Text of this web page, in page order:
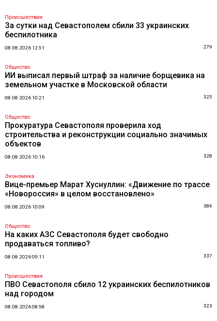
Происшествия
За сутки над Севастополем сбили 33 украинских
беспилотника
08.08.2026 12:51 279
Общество
ИИ выписал первый штраф за наличие борщевика на
земельном участке в Московской области
08.08.2026 10:21 325
Общество
Прокуратура Севастополя проверила ход
строительства и реконструкции социально значимых
объектов
08.08.2026 10:16 328
Экономика
Вице-премьер Марат Хуснуллин: «Движение по трассе
«Новороссия» в целом восстановлено»
08.08.2026 10:09 384
Общество
На каких АЗС Севастополя будет свободно
продаваться топливо?
08.08.2026 09:11 337
Происшествия
ПВО Севастополя сбило 12 украинских беспилотников
над городом
08.08.2026 08:58 323